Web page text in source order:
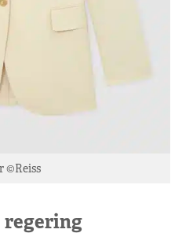
©Reiss
regering